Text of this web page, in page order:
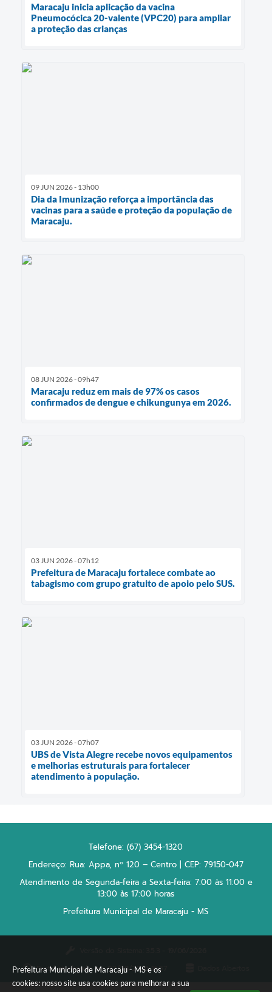
Prefeitura Municipal de Maracaju - MS e os
cookies: nosso site usa cookies para melhorar a sua
Maracaju inicia aplicação da vacina
Pneumocócica 20-valente (VPC20) para ampliar
a proteção das crianças
09 JUN 2026 - 13h00
Dia da Imunização reforça a importância das
vacinas para a saúde e proteção da população de
Maracaju.
08 JUN 2026 - 09h47
Maracaju reduz em mais de 97% os casos
confirmados de dengue e chikungunya em 2026.
03 JUN 2026 - 07h12
Prefeitura de Maracaju fortalece combate ao
tabagismo com grupo gratuito de apoio pelo SUS.
03 JUN 2026 - 07h07
UBS de Vista Alegre recebe novos equipamentos
e melhorias estruturais para fortalecer
atendimento à população.
Telefone: (67) 3454-1320
Endereço: Rua: Appa, nº 120 – Centro | CEP: 79150-047
Atendimento de Segunda-feira a Sexta-feira: 7:00 às 11:00 e
13:00 às 17:00 horas
Prefeitura Municipal de Maracaju - MS
Portal atualizado em:07/08/2026 16:57